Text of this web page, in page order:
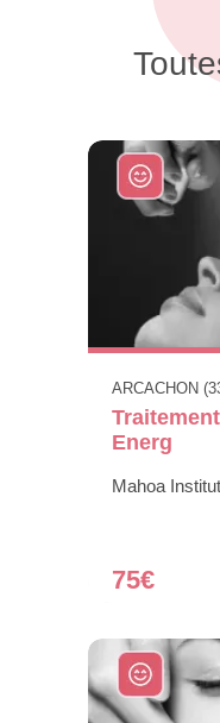
ARCACHON
Energ
Mahoa Institut
75€